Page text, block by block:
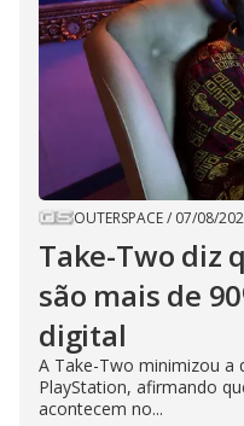
OUTERSPACE/ 07/08/
Take-Two diz
são mais de
digital
A Take-Two minimizou a
PlayStation, afirmando
acontecem no...